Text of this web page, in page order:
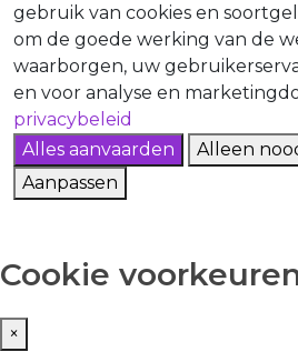
gebruik van cookies en
om de goede werking van de
waarborgen, uw
en voor analyse en
privacybeleid
Alles aanvaarden
Alleen
Aanpassen
Cookie
×